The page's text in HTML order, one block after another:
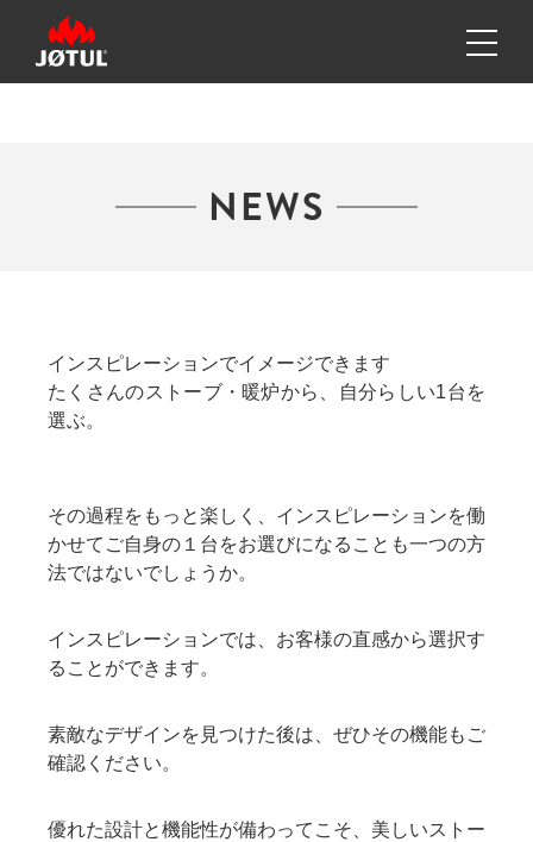
NEWS
インスピレーションでイメージできます
たくさんのストーブ・暖炉から、自分らしい1台を
選ぶ。
その過程をもっと楽しく、インスピレーションを働
かせてご自身の１台をお選びになることも一つの方
法ではないでしょうか。
インスピレーションでは、お客様の直感から選択す
ることができます。
素敵なデザインを見つけた後は、ぜひその機能もご
確認ください。
優れた設計と機能性が備わってこそ、美しいストー